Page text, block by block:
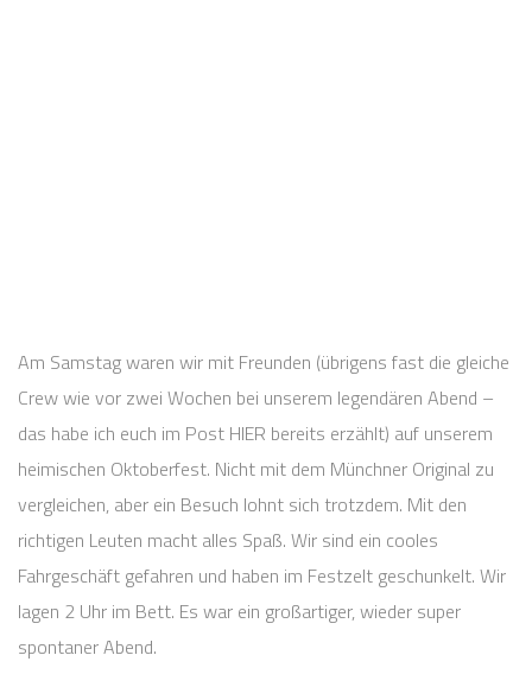
Am Samstag waren wir mit Freunden (übrigens fast die gleiche
Crew wie vor zwei Wochen bei unserem legendären Abend –
das habe ich euch im Post HIER bereits erzählt) auf unserem
heimischen Oktoberfest. Nicht mit dem Münchner Original zu
vergleichen, aber ein Besuch lohnt sich trotzdem. Mit den
richtigen Leuten macht alles Spaß. Wir sind ein cooles
Fahrgeschäft gefahren und haben im Festzelt geschunkelt. Wir
lagen 2 Uhr im Bett. Es war ein großartiger, wieder super
spontaner Abend.